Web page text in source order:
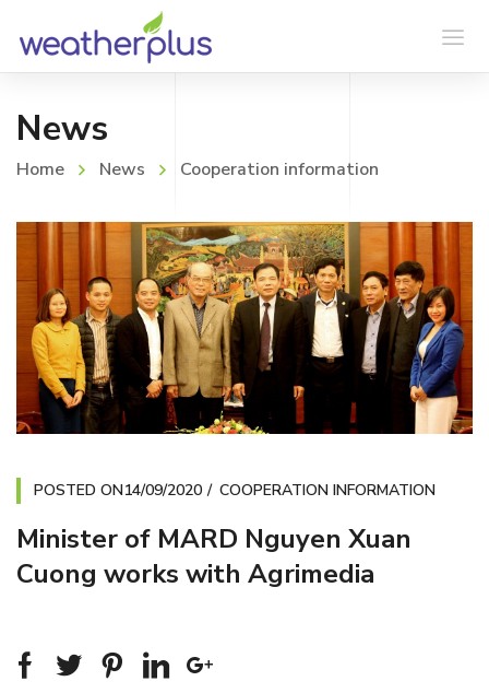
News
Home News Cooperation information
POSTED ON14/09/2020 COOPERATION INFORMATION
Minister of MARD Nguyen Xuan
Cuong works with Agrimedia